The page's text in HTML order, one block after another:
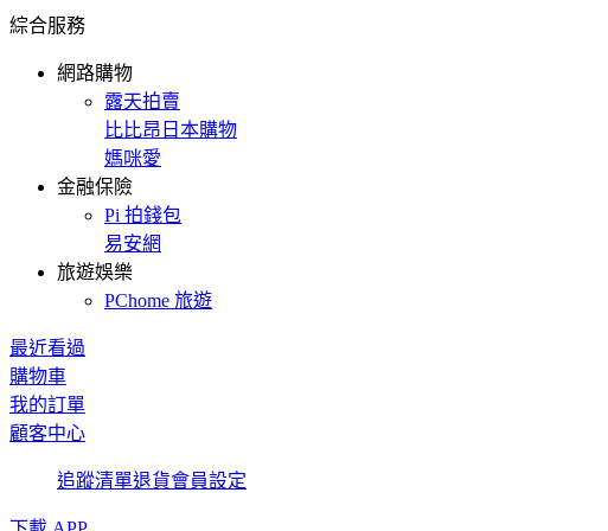
綜合服務
網路購物
露天拍賣
比比昂日本購物
媽咪愛
金融保險
Pi 拍錢包
易安網
旅遊娛樂
PChome 旅遊
最近看過
購物車
我的訂單
顧客中心
追蹤清單退貨會員設定